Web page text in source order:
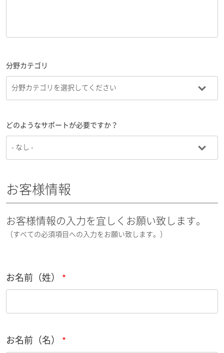
分野カテゴリ
どのようなサポートが必要ですか？
お客様情報
お客様情報の入力を宜しくお願い致します。
（すべての必須項目への入力をお願い致します。）
お名前（姓）
お名前（名）